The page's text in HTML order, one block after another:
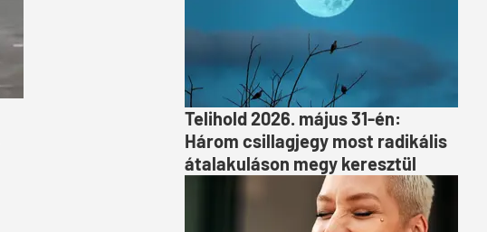
Telihold 2026. május 31-én:
Három csillagjegy most radikális
átalakuláson megy keresztül